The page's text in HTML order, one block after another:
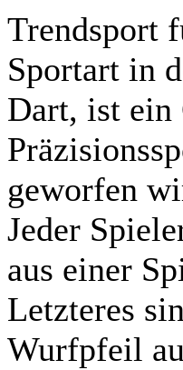
Trendsport
Sportart in
Dart, ist ein
geworfen
Jeder
aus einer
Letzteres
Wurfpfeil